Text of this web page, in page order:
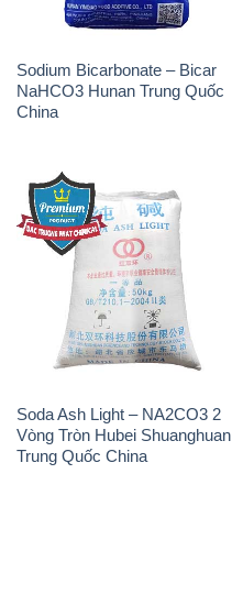
Sodium Bicarbonate – Bicar
NaHCO3 Hunan Trung Quốc
China
Soda Ash Light – NA2CO3 2
Vòng Tròn Hubei Shuanghuan
Trung Quốc China